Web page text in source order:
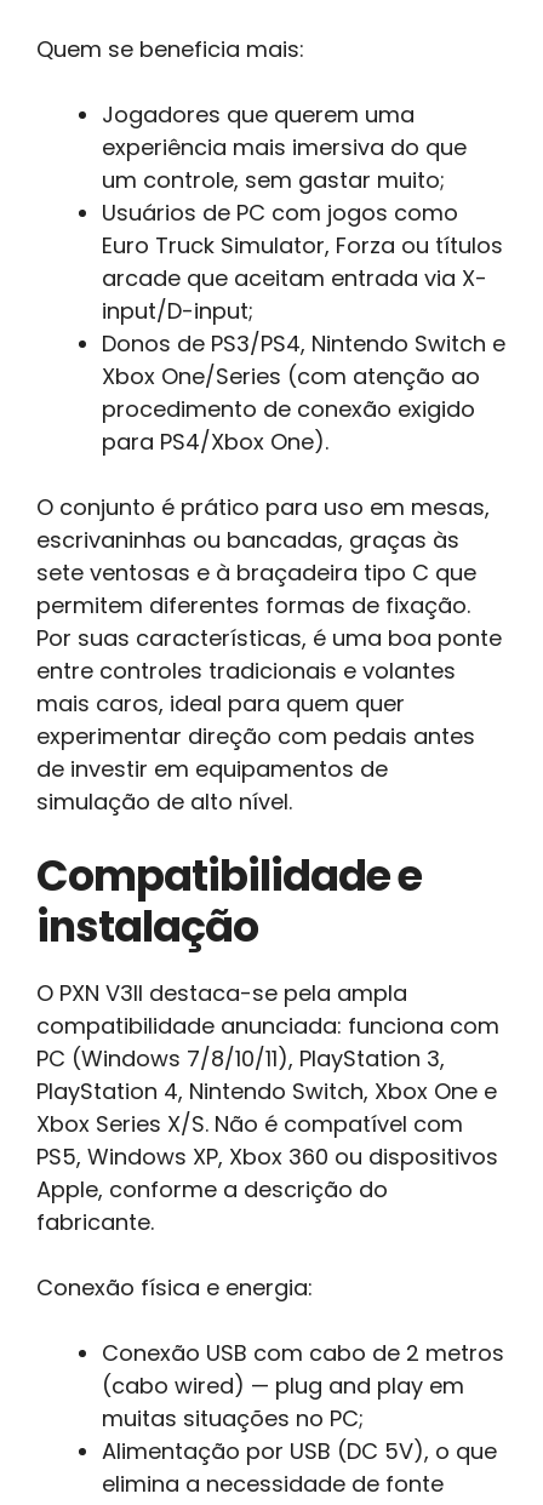
Quem se beneficia mais:
Jogadores que querem uma
experiência mais imersiva do que
um controle, sem gastar muito;
Usuários de PC com jogos como
Euro Truck Simulator, Forza ou títulos
arcade que aceitam entrada via X-
input/D-input;
Donos de PS3/PS4, Nintendo Switch e
Xbox One/Series (com atenção ao
procedimento de conexão exigido
para PS4/Xbox One).
O conjunto é prático para uso em mesas,
escrivaninhas ou bancadas, graças às
sete ventosas e à braçadeira tipo C que
permitem diferentes formas de fixação.
Por suas características, é uma boa ponte
entre controles tradicionais e volantes
mais caros, ideal para quem quer
experimentar direção com pedais antes
de investir em equipamentos de
simulação de alto nível.
Compatibilidade e
instalação
O PXN V3II destaca-se pela ampla
compatibilidade anunciada: funciona com
PC (Windows 7/8/10/11), PlayStation 3,
PlayStation 4, Nintendo Switch, Xbox One e
Xbox Series X/S. Não é compatível com
PS5, Windows XP, Xbox 360 ou dispositivos
Apple, conforme a descrição do
fabricante.
Conexão física e energia:
Conexão USB com cabo de 2 metros
(cabo wired) — plug and play em
muitas situações no PC;
Alimentação por USB (DC 5V), o que
elimina a necessidade de fonte